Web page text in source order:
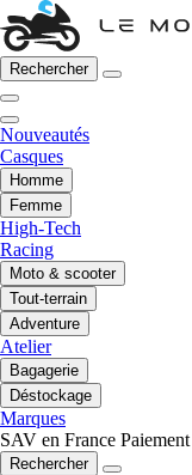
Rechercher
Nouveautés
Casques
Homme
Femme
High-Tech
Racing
Moto & scooter
Tout-terrain
Adventure
Atelier
Bagagerie
Déstockage
Marques
SAV en France
Rechercher